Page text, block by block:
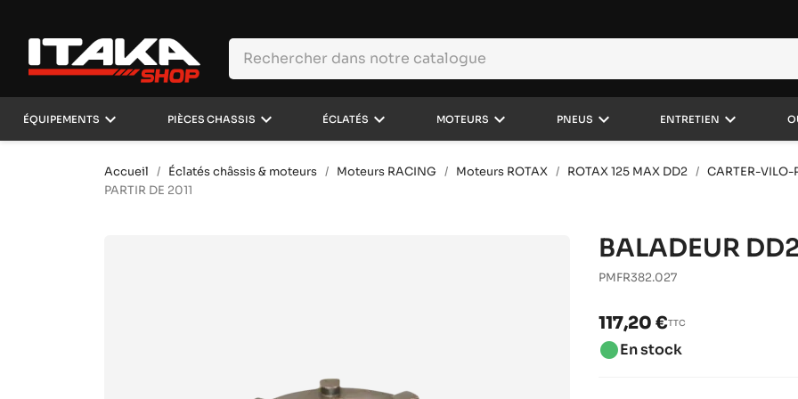
ÉQUIPEMENTS keyboard_arrow_down PIÈCES CHASSIS keyboard_arrow_down ÉCLATÉS keyboard_arrow_down MOTEURS keyboard_arrow_down PNEUS keyboard_arrow_down ENTRETIEN keyboard_arrow_down
Accueil Éclatés châssis & moteurs Moteurs RACING Moteurs ROTAX ROTAX 125 MAX DD2 CARTER-VILO-
PARTIR DE 2011
BALADEUR
PMFR382.027
117,20 €TTC
brightness_1En stock